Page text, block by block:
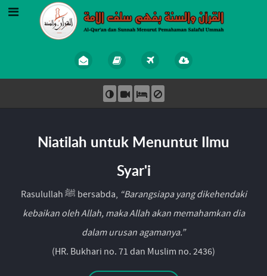
Niatilah untuk Menuntut Ilmu
Syar'i
Rasulullah ﷺ bersabda, “Barangsiapa yang dikehendaki
kebaikan oleh Allah, maka Allah akan memahamkan dia
dalam urusan agamanya.”
(HR. Bukhari no. 71 dan Muslim no. 2436)